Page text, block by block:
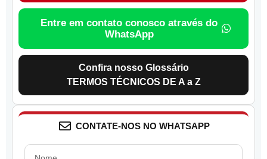
Entre em contato conosco através do
WhatsApp
Confira nosso Glossário
TERMOS TÉCNICOS DE A a Z
CONTATE-NOS NO WHATSAPP